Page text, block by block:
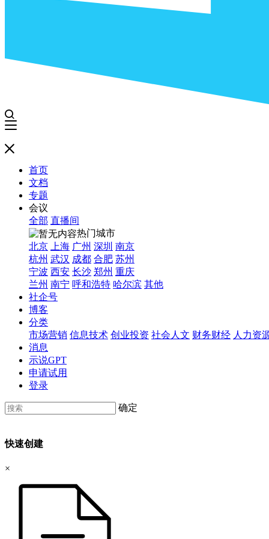
首页
文档
专题
会议
全部 直播间
热门城市
北京
上海 广州 深圳 南京
杭州 武汉 成都 合肥 苏州
宁波 西安 长沙 郑州 重庆
兰州 南宁 呼和浩特 哈尔滨 其他
社企号
博客
分类
市场营销 信息技术 创业投资 社会人文 财务财经 人力资
消息
示说GPT
申请试用
登录
确定
快速创建
×